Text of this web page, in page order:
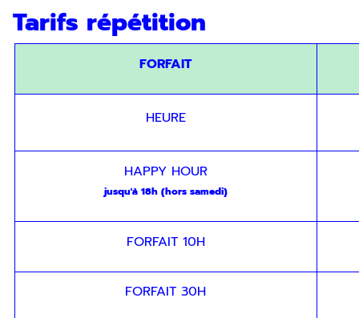
Tarifs répétition
FORFAIT
HEURE
HAPPY HOUR
jusqu'à 18h (hors samedi)
FORFAIT 10H
FORFAIT 30H
désinscription ou en nous contactant. Pour en savoir